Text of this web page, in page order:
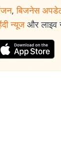
, बिजनेस
न्यूज और लाइव